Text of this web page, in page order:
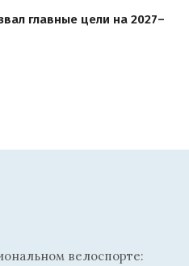
главные цели на 2027–
велоспорте: